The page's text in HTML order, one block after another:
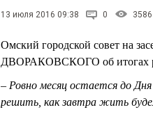
13 июля 2016 09:38 0 3586
Омский городской совет на
ДВОРАКОВСКОГО об итогах
– Ровно месяц остается до
решить, как завтра жить